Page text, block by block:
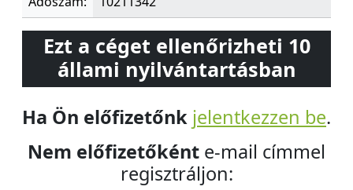
Ezt a céget ellenőrizheti 10
állami nyilvántartásban
Ha Ön előfizetőnk jelentkezzen be.
Nem előfizetőként e-mail címmel
regisztráljon: